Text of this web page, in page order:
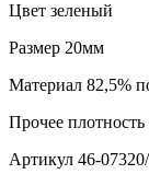
Цвет зеленый
Размер 20мм
Материал 82,5%
Прочее
Артикул 46-